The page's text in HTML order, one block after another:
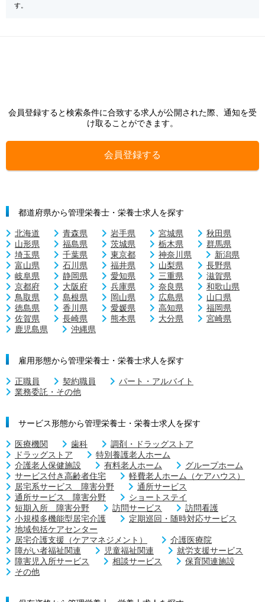
す。
会員登録すると検索条件に合致する求人が公開された際、通知を受
け取ることができます。
会員登録する
都道府県から管理栄養士・栄養士求人を探す
北海道 青森県 岩手県 宮城県
秋田県
山形県
福島県 茨城県 栃木県
群馬県
埼玉県
千葉県 東京都 神奈川県
新潟県
富山県
石川県 福井県 山梨県
長野県
岐阜県
静岡県 愛知県 三重県
滋賀県
京都府
大阪府 兵庫県 奈良県
和歌山県
鳥取県
島根県 岡山県 広島県
山口県
徳島県
香川県 愛媛県 高知県
福岡県
佐賀県
長崎県 熊本県 大分県
宮崎県
鹿児島県
沖縄県
雇用形態から管理栄養士・栄養士求人を探す
正職員 契約職員
パート・アルバイト
業務委託・その他
サービス形態から管理栄養士・栄養士求人を探す
医療機関 歯科
調剤・ドラッグストア
ドラッグストア
特別養護老人ホーム
介護老人保健施設
有料老人ホーム
グループホーム
サービス付き高齢者住宅
軽費老人ホーム（ケアハウス）
居宅系サービス 障害分野
通所サービス
通所サービス 障害分野
ショートステイ
短期入所 障害分野
訪問サービス
訪問看護
小規模多機能型居宅介護
定期巡回・随時対応サービス
地域包括ケアセンター
居宅介護支援（ケアマネジメント）
介護医療院
障がい者福祉関連
児童福祉関連
就労支援サービス
障害児入所サービス
相談サービス
保育関連施設
その他